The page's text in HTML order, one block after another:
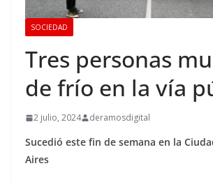
SOCIEDAD
Tres personas
de frío en la vía
2 julio, 2024 deramosdigital
Sucedió este fin de semana en la
Aires